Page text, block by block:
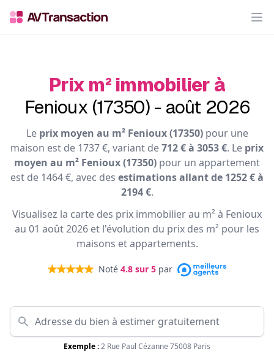
Prix m² immobilier à
Fenioux (17350) - août 2026
Le prix moyen au m² Fenioux (17350)pour une
maison est de 1737 €, variant de712 € à 3053 €. Le prix
moyen au m² Fenioux (17350) pour un appartement
est de 1464 €, avec des estimations allant de 1252 € à
2194 €.
Visualisez la carte des prix immobilier au m² à Fenioux
au 01 août 2026 et l'évolution du prix des m² pour les
maisons et appartements.
Noté 4.8 sur 5 par
Exemple :2 Rue Paul Cézanne 75008 Paris